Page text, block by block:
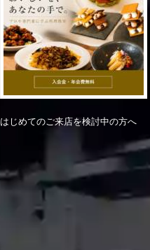
はじめてのご来店を検討中の方へ